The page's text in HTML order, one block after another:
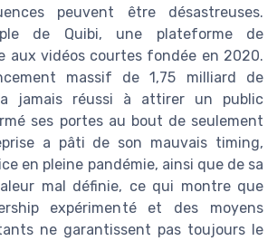
peuvent être désastreuses.
de Quibi, une plateforme de
aux vidéos courtes fondée en 2020.
massif de 1,75 milliard de
jamais réussi à attirer un public
ses portes au bout de seulement
a pâti de son mauvais timing,
en pleine pandémie, ainsi que de sa
mal définie, ce qui montre que
expérimenté et des moyens
ne garantissent pas toujours le